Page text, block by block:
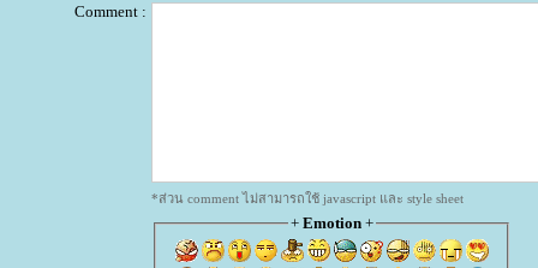
Comment :
*ส่วน comment ไม่สามารถใช้ javascript และ style sheet
+ Emotion+